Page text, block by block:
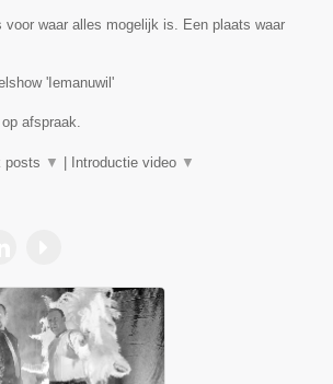
voor waar alles mogelijk is. Een plaats waar
'Iemanuwil'
afspraak.
posts ▼ Introductie video ▼